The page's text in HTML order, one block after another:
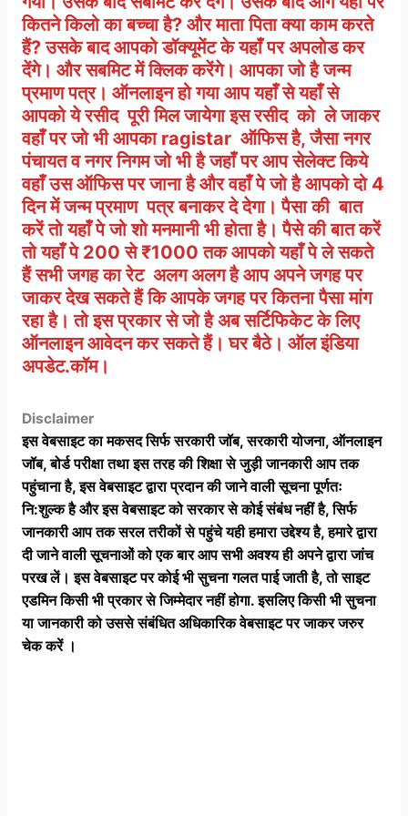
कितने किलो का बच्चा है? और माता पिता क्या काम करते
हैं? उसके बाद आपको डॉक्यूमेंट के यहाँ पर अपलोड कर
देंगे। और सबमिट में क्लिक करेंगे। आपका जो है जन्म
प्रमाण पत्र। ऑनलाइन हो गया आप यहाँ से यहाँ से
आपको ये रसीद पूरी मिल जायेगा इस रसीद को ले जाकर
वहाँ पर जो भी आपका ragistar ऑफिस है, जैसा नगर
पंचायत व नगर निगम जो भी है जहाँ पर आप सेलेक्ट किये
वहाँ उस ऑफिस पर जाना है और वहाँ पे जो है आपको दो 4
दिन में जन्म प्रमाण पत्र बनाकर दे देगा। पैसा की बात
करें तो यहाँ पे जो शो मनमानी भी होता है। पैसे की बात करें
तो यहाँ पे 200 से ₹1000 तक आपको यहाँ पे ले सकते
हैं सभी जगह का रेट अलग अलग है आप अपने जगह पर
जाकर देख सकते हैं कि आपके जगह पर कितना पैसा मांग
रहा है। तो इस प्रकार से जो है अब सर्टिफिकेट के लिए
ऑनलाइन आवेदन कर सकते हैं। घर बैठे। ऑल इंडिया
अपडेट.कॉम।
Disclaimer
इस वेबसाइट का मकसद सिर्फ सरकारी जॉब, सरकारी योजना, ऑनलाइन
जॉब, बोर्ड परीक्षा तथा इस तरह की शिक्षा से जुड़ी जानकारी आप तक
पहुंचाना है, इस वेबसाइट द्वारा प्रदान की जाने वाली सूचना पूर्णतः
नि:शुल्क है और इस वेबसाइट को सरकार से कोई संबंध नहीं है, सिर्फ
जानकारी आप तक सरल तरीकों से पहुंचे यही हमारा उद्देश्य है, हमारे द्वारा
दी जाने वाली सूचनाओं को एक बार आप सभी अवश्य ही अपने द्वारा जांच
परख लें। इस वेबसाइट पर कोई भी सुचना गलत पाई जाती है, तो साइट
एडमिन किसी भी प्रकार से जिम्मेदार नहीं होगा. इसलिए किसी भी सुचना
या जानकारी को उससे संबंधित अधिकारिक वेबसाइट पर जाकर जरुर
चेक करें ।